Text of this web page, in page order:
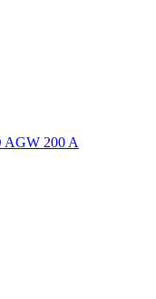
AGW 200 A